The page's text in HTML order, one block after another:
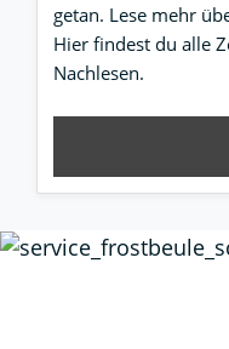
getan. Lese mehr
Hier findest du alle
Nachlesen.